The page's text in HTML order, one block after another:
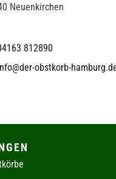
Neuenkirchen
812890
obstkorb-